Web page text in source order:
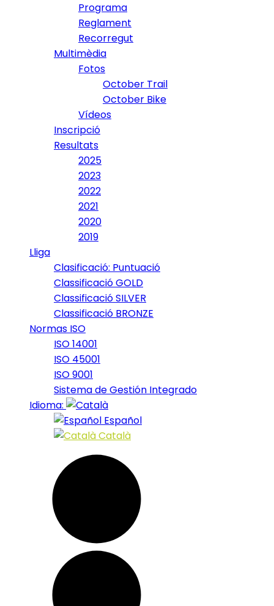
Programa
Reglament
Recorregut
Multimèdia
Fotos
October Trail
October Bike
Vídeos
Inscripció
Resultats
2025
2023
2022
2021
2020
2019
Lliga
Clasificació: Puntuació
Classificació GOLD
Classificació SILVER
Classificació BRONZE
Normas ISO
ISO 14001
ISO 45001
ISO 9001
Sistema de Gestión Integrado
Idioma:
Español
Català